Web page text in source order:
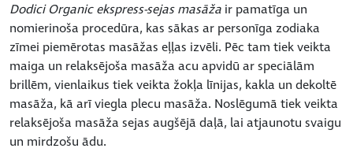
Dodici Organic ekspress-sejas masāža ir pamatīga un
nomierinoša procedūra, kas sākas ar personīga zodiaka
zīmei piemērotas masāžas eļļas izvēli. Pēc tam tiek veikta
maiga un relaksējoša masāža acu apvidū ar speciālām
brillēm, vienlaikus tiek veikta žokļa līnijas, kakla un dekoltē
masāža, kā arī viegla plecu masāža. Noslēgumā tiek veikta
relaksējoša masāža sejas augšējā daļā, lai atjaunotu svaigu
un mirdzošu ādu.